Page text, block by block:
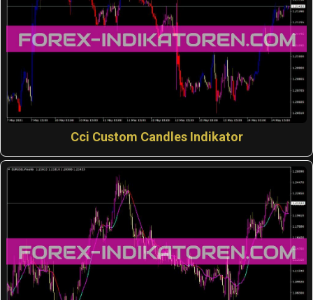
Cci Custom Candles Indikator